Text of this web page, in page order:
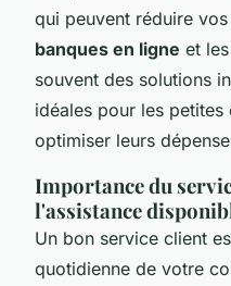
qui peuvent réduire
banques en ligne et les
souvent des solutions
idéales pour les petites
optimiser leurs
Importance du
l'assistance
Un bon service client
quotidienne de votre